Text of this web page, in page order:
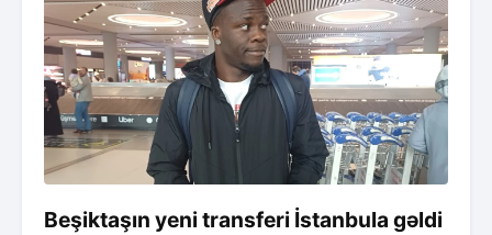
Beşiktaşın yeni transferi İstanbula gəldi